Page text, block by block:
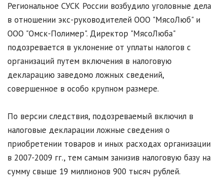
Региональное СУСК России возбудило уголовные дела
в отношении экс-руководителей ООО "МясоЛюб" и
ООО "Омск-Полимер". Директор "МясоЛюба"
подозревается в уклонение от уплаты налогов с
организаций путем включения в налоговую
декларацию заведомо ложных сведений,
совершенное в особо крупном размере.
По версии следствия, подозреваемый включил в
налоговые декларации ложные сведения о
приобретении товаров и иных расходах организации
в 2007-2009 гг., тем самым занизив налоговую базу на
сумму свыше 19 миллионов 900 тысяч рублей.